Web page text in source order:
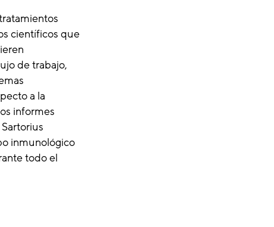
científicos que
de trabajo,
a la
informes
inmunológico
todo el